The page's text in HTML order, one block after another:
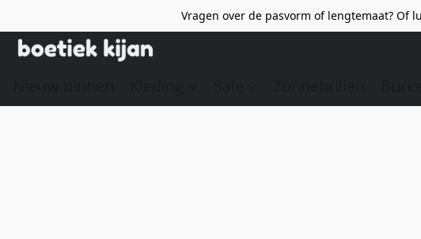
Vragen over de pasvorm of lengtemaat? Of